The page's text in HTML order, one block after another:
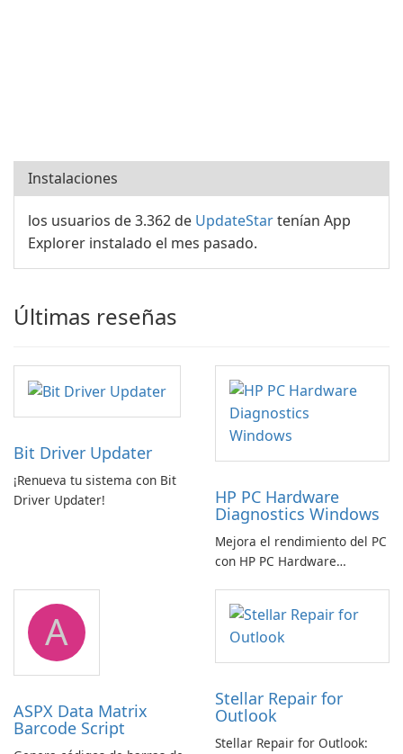
Instalaciones
los usuarios de 3.362 de UpdateStartenían App
Explorer instalado el mes pasado.
Últimas reseñas
Bit Driver Updater
¡Renueva tu sistema con Bit
Driver Updater!
HP PC Hardware
Diagnostics Windows
Mejora el rendimiento del PC
con HP PC Hardware
A
ASPX Data Matrix
Barcode Script
Stellar Repair for
Outlook
Stellar Repair for Outlook: